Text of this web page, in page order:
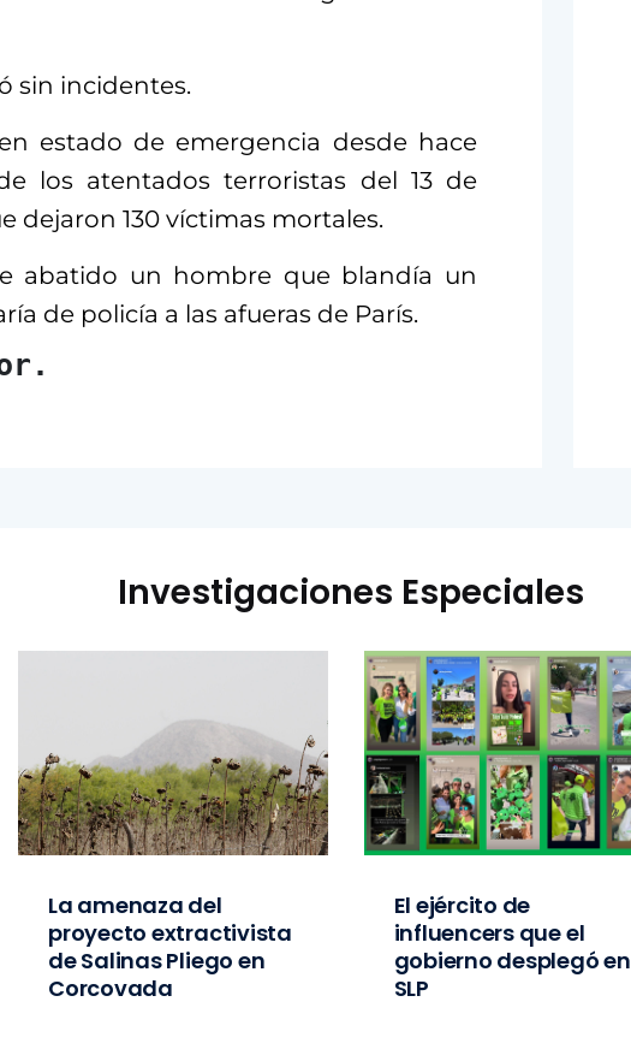
sin incidentes.
estado de emergencia desde hace
los atentados terroristas del 13 de
dejaron 130 víctimas mortales.
abatido un hombre que blandía un
de policía a las afueras de París.
Investigaciones Especiales
La amenaza del
proyecto extractivista
de Salinas Pliego en
Corcovada
El ejército de
influencers que el
gobierno desplegó en
SLP